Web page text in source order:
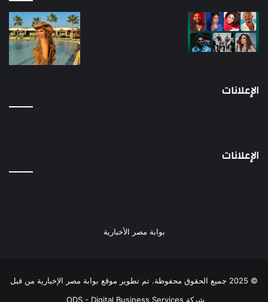
الإعلانات
الإعلانات
بوابة مصر الأخبارية
© 2025 جميع الحقوق محفوظة. تم تطوير موقع بوابة مصر الإخبارية من قبل
شركة ODS - Digital Business Services
.